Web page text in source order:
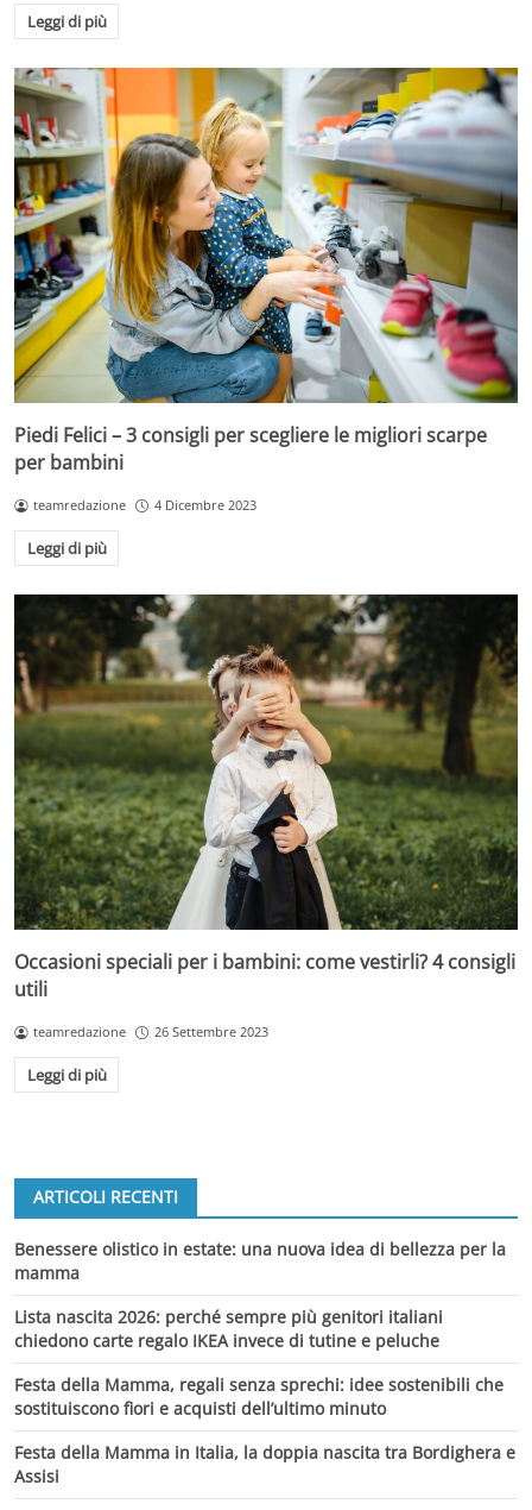
Leggi di più
Piedi Felici – 3 consigli per scegliere le migliori scarpe
per bambini
teamredazione 4 Dicembre 2023
Leggi di più
Occasioni speciali per i bambini: come vestirli? 4 consigli
utili
teamredazione 26 Settembre 2023
Leggi di più
ARTICOLI RECENTI
Benessere olistico in estate: una nuova idea di bellezza per la
mamma
Lista nascita 2026: perché sempre più genitori italiani
chiedono carte regalo IKEA invece di tutine e peluche
Festa della Mamma, regali senza sprechi: idee sostenibili che
sostituiscono fiori e acquisti dell’ultimo minuto
Festa della Mamma in Italia, la doppia nascita tra Bordighera e
Assisi